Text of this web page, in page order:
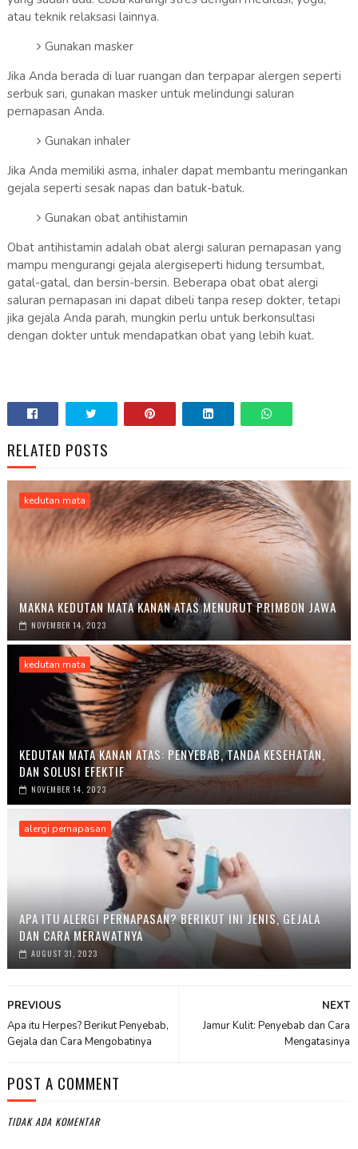
atau teknik relaksasi lainnya.
Gunakan masker
Jika Anda berada di luar ruangan dan terpapar alergen seperti
serbuk sari, gunakan masker untuk melindungi saluran
pernapasan Anda.
Gunakan inhaler
Jika Anda memiliki asma, inhaler dapat membantu meringankan
gejala seperti sesak napas dan batuk-batuk.
Gunakan obat antihistamin
Obat antihistamin adalah obat alergi saluran pernapasan yang
mampu mengurangi gejala alergiseperti hidung tersumbat,
gatal-gatal, dan bersin-bersin. Beberapa obat obat alergi
saluran pernapasan ini dapat dibeli tanpa resep dokter, tetapi
jika gejala Anda parah, mungkin perlu untuk berkonsultasi
dengan dokter untuk mendapatkan obat yang lebih kuat.
RELATED POSTS
kedutan mata
MAKNA KEDUTAN MATA KANAN ATAS MENURUT PRIMBON JAWA
NOVEMBER 14, 2023
kedutan mata
KEDUTAN MATA KANAN ATAS: PENYEBAB, TANDA KESEHATAN,
DAN SOLUSI EFEKTIF
NOVEMBER 14, 2023
alergi pernapasan
APA ITU ALERGI PERNAPASAN? BERIKUT INI JENIS, GEJALA
DAN CARA MERAWATNYA
AUGUST 31, 2023
NEXT
Jamur Kulit: Penyebab dan Cara
Mengatasinya
PREVIOUS
Apa itu Herpes? Berikut Penyebab,
Gejala dan Cara Mengobatinya
POST A COMMENT
TIDAK ADA KOMENTAR